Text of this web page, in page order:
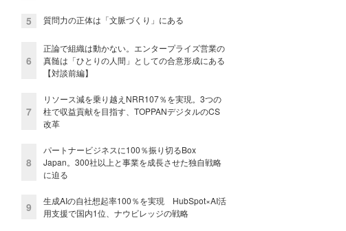
5 質問力の正体は「文脈づくり」にある
6
正論で組織は動かない。エンタープライズ営業の
真髄は「ひとりの人間」としての合意形成にある
【対談前編】
7
リソース減を乗り越えNRR107％を実現。3つの
柱で収益貢献を目指す、TOPPANデジタルのCS
改革
8
パートナービジネスに100％振り切るBox
Japan。300社以上と事業を成長させた独自戦略
に迫る
9
生成AIの自社想起率100％を実現 HubSpot×AI活
用支援で国内1位、ナウビレッジの戦略